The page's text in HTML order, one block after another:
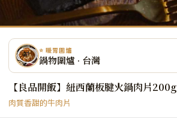
⭐ 暖胃圍爐
鍋物圍爐 · 台灣
【良品開飯】紐西蘭板腱火鍋肉片200g
肉質香甜的牛肉片